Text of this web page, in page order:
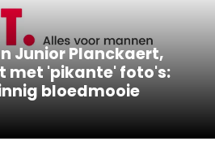
Junior Planckaert,
met 'pikante' foto's:
bloedmooie